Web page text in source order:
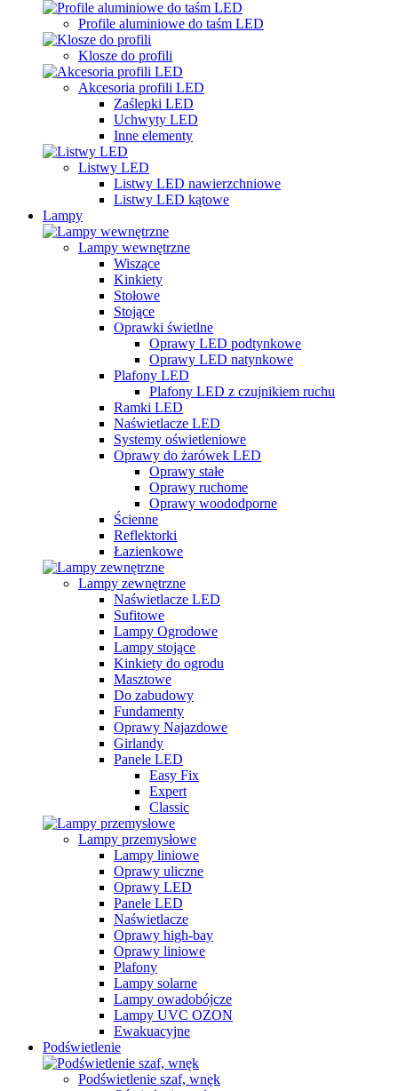
Profile aluminiowe do taśm LED
Klosze do profili
Akcesoria profili LED
Zaślepki LED
Uchwyty LED
Inne elementy
Listwy LED
Listwy LED nawierzchniowe
Listwy LED kątowe
Lampy
Lampy wewnętrzne
Wiszące
Kinkiety
Stołowe
Stojące
Oprawki świetlne
Oprawy LED podtynkowe
Oprawy LED natynkowe
Plafony LED
Plafony LED z czujnikiem ruchu
Ramki LED
Naświetlacze LED
Systemy oświetleniowe
Oprawy do żarówek LED
Oprawy stałe
Oprawy ruchome
Oprawy woododporne
Ścienne
Reflektorki
Łazienkowe
Lampy zewnętrzne
Naświetlacze LED
Sufitowe
Lampy Ogrodowe
Lampy stojące
Kinkiety do ogrodu
Masztowe
Do zabudowy
Fundamenty
Oprawy Najazdowe
Girlandy
Panele LED
Easy Fix
Expert
Classic
Lampy przemysłowe
Lampy liniowe
Oprawy uliczne
Oprawy LED
Panele LED
Naświetlacze
Oprawy high-bay
Oprawy liniowe
Plafony
Lampy solarne
Lampy owadobójcze
Lampy UVC OZON
Ewakuacyjne
Podświetlenie
Podświetlenie szaf, wnęk